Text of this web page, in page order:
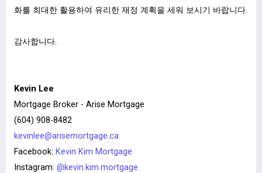
화를 최대한 활용하여 유리한 재정 계획을 세워 보시기 바랍니다.
감사합니다.
Kevin Lee
Mortgage Broker - Arise Mortgage
(604) 908-8482
kevinlee@arisemortgage.ca
Facebook: Kevin Kim Mortgage
Instagram: @kevin.kim.mortgage